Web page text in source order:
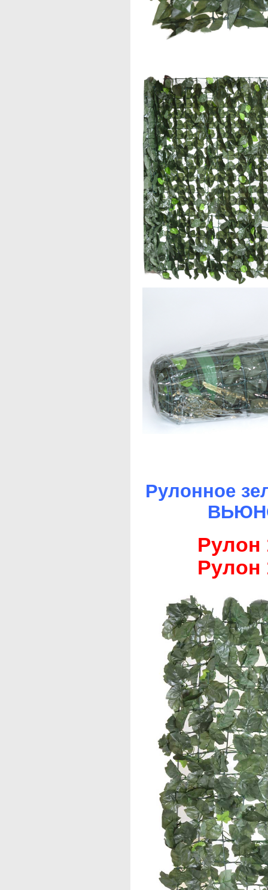
Рулонное
Рулон
Рулон